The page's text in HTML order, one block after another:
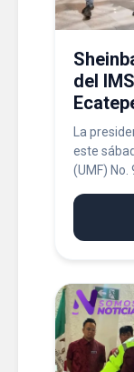
del
La
este
(UMF) No.